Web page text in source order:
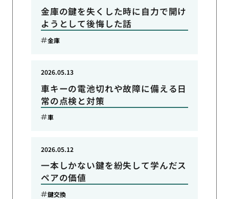
金庫の鍵を失くした時に自力で開け
ようとして後悔した話
金庫
車キーの電池切れや故障に備える日
常の点検と対策
2026.05.13
車
一本しかない鍵を紛失して学んだス
ペアの価値
2026.05.12
鍵交換